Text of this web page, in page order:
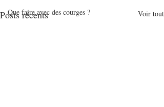
Que faire avec des courges ?
Posts récents Voir tout